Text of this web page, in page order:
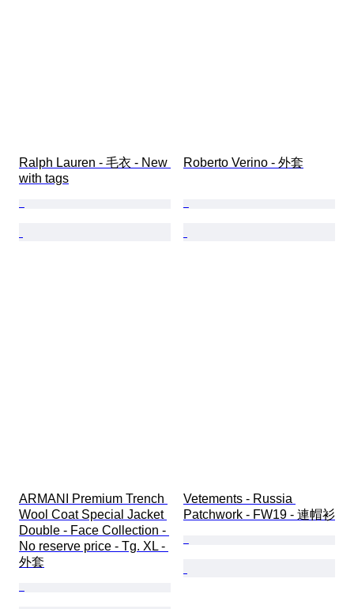
Ralph Lauren - 毛衣 - New
with tags
Roberto Verino - 外套
ARMANI Premium Trench
Wool Coat Special Jacket
Double - Face Collection -
No reserve price - Tg. XL -
外套
Vetements - Russia
Patchwork - FW19 - 連帽衫